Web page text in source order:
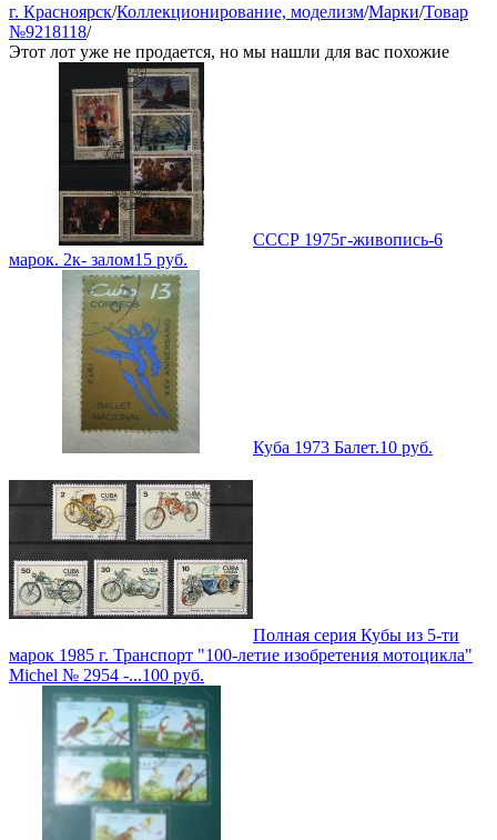
г. Красноярск/Коллекционирование, моделизм/Марки/Товар
№9218118/
Этот лот уже не продается, но мы нашли для вас похожие
СССР 1975г-живопись-6
марок. 2к- залом15 руб.
Куба 1973 Балет.10 руб.
Полная серия Кубы из 5-ти
марок 1985 г. Транспорт "100-летие изобретения мотоцикла"
Michel № 2954 -...100 руб.